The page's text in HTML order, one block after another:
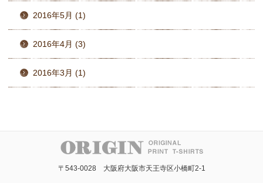
2016年5月 (1)
2016年4月 (3)
2016年3月 (1)
〒543-0028 大阪府大阪市天王寺区小橋町2-1